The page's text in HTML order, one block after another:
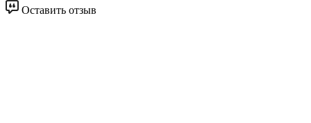
Оставить отзыв